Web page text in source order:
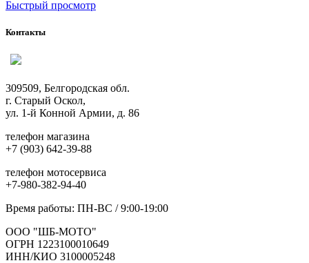
на
товара.
Быстрый просмотр
Контакты
309509, Белгородская обл.
г. Старый Оскол,
ул. 1-й Конной Армии, д. 86
телефон магазина
+7 (903) 642-39-88
телефон мотосервиса
+7-980-382-94-40
Время работы: ПН-ВС / 9:00-19:00
ООО "ШБ-МОТО"
ОГРН 1223100010649
ИНН/КИО 3100005248